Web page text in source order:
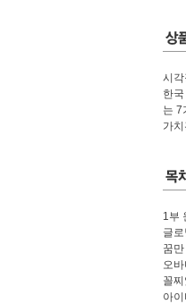
시
한
는 7
가
1부
글
꿈
오
꼴
아